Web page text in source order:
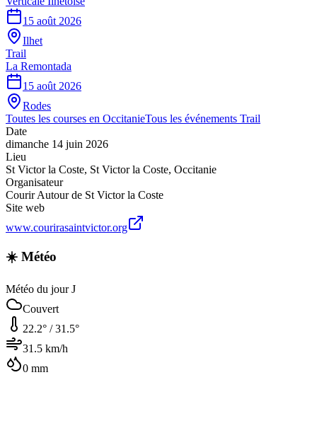
15 août 2026
Ilhet
Trail
La Remontada
15 août 2026
Rodes
Toutes les courses en OccitanieTous les événements Trail
Date
dimanche 14 juin 2026
Lieu
St Victor la Coste, St Victor la Coste, Occitanie
Organisateur
Courir Autour de St Victor la Coste
Site web
www.courirasaintvictor.org
☀️ Météo
Météo du jour J
Couvert
22.2° /31.5°
31.5 km/h
0 mm